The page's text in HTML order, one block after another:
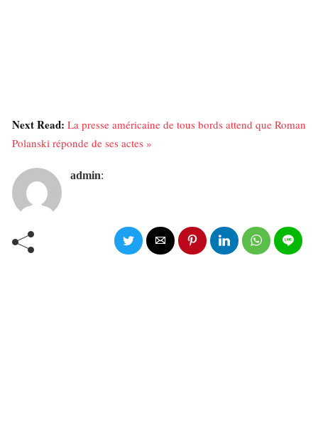
Next Read: La presse américaine de tous bords attend que Roman
Polanski réponde de ses actes »
admin: